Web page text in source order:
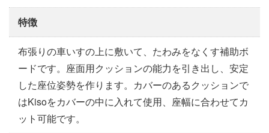
特徴
布張りの車いすの上に敷いて、たわみをなくす補助ボ
ードです。座面用クッションの能力を引き出し、安定
した座位姿勢を作ります。カバーのあるクッションで
はKisoをカバーの中に入れて使用、座幅に合わせてカ
ット可能です。